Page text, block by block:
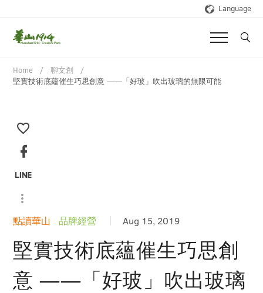
Language
Home
聊文創
堅實技術底蘊催生巧思創意 ——「好玻」吹出玻璃的無限可能
點讀華山 品牌經營 Aug 15, 2019
堅實技術底蘊催生巧思創
意 ——「好玻」吹出玻璃